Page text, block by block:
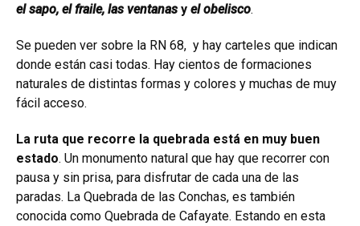
el sapo, el fraile, las ventanas y el obelisco.
Se pueden ver sobre la RN 68, y hay carteles que indican
donde están casi todas. Hay cientos de formaciones
naturales de distintas formas y colores y muchas de muy
fácil acceso.
La ruta que recorre la quebrada está en muy buen
estado. Un monumento natural que hay que recorrer con
pausa y sin prisa, para disfrutar de cada una de las
paradas. La Quebrada de las Conchas, es también
conocida como Quebrada de Cafayate. Estando en esta